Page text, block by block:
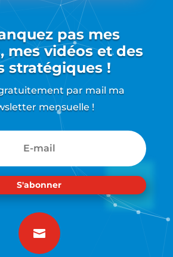
pas mes
mes vidéos et des
stratégiques !
par mail ma
mensuelle !
S'abonner
